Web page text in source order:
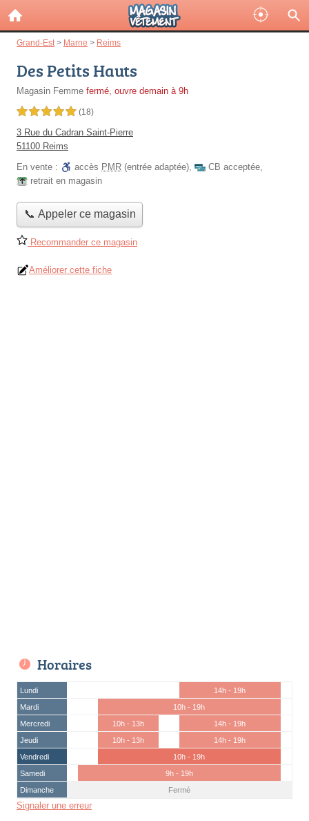
Grand-Est > Marne > Reims
Des Petits Hauts
Magasin Femme fermé, ouvre demain à 9h
5,0 étoiles sur 5 (18)
3 Rue du Cadran Saint-Pierre
51100 Reims
En vente :
accès PMR (entrée adaptée), CB acceptée,
retrait en magasin
📞 Appeler ce magasin
Recommander ce magasin
Améliorer cette fiche
Horaires
Lundi
14h - 19h
Mardi
10h - 19h
Mercredi
10h - 13h
14h - 19h
Jeudi
10h - 13h
14h - 19h
Vendredi
10h - 19h
Samedi
9h - 19h
Dimanche
Fermé
Signaler une erreur